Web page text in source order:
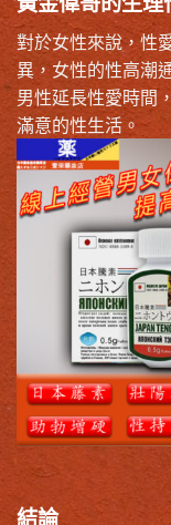
對於女性來說，性
異，女性的性高潮
男性延長性愛時間
滿意的性生活。
結論